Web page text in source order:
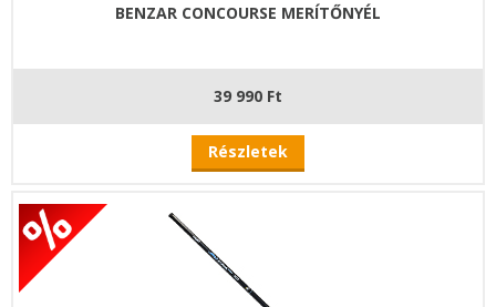
BENZAR CONCOURSE MERÍTŐNYÉL
39 990 Ft
Részletek